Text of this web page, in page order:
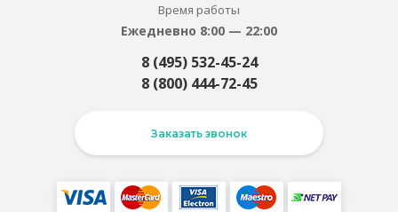
Время работы
Ежедневно 8:00 — 22:00
8 (495) 532-45-24
8 (800) 444-72-45
Заказать звонок